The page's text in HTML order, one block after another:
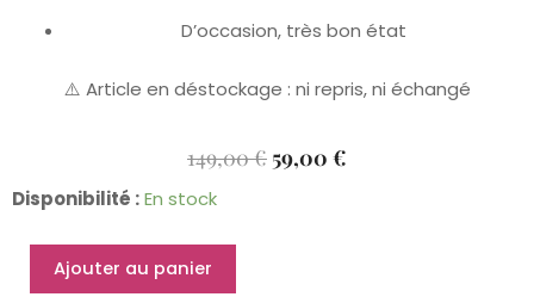
D’occasion, très bon état
⚠️ Article en déstockage : ni repris, ni échangé
149,00€ Le
59,00 €
Disponibilité :En stock
quantité
Caftan
Combinaison
Ajouter au panier